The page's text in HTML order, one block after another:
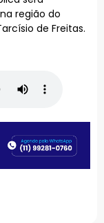
região do
de Freitas.